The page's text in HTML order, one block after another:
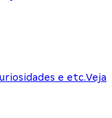
e etc.Veja